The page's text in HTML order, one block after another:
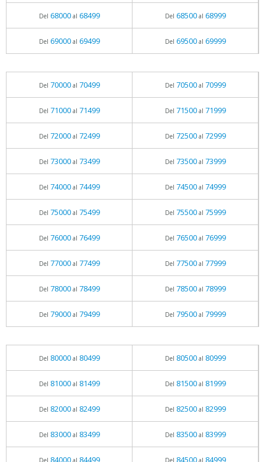
Del 68000al 68499 Del 68500al 68999
Del 69000al 69499 Del 69500al 69999
Del 70000al 70499 Del 70500al 70999
Del 71000al 71499 Del 71500al 71999
Del 72000al 72499 Del 72500al 72999
Del 73000al 73499 Del 73500al 73999
Del 74000al 74499 Del 74500al 74999
Del 75000al 75499 Del 75500al 75999
Del 76000al 76499 Del 76500al 76999
Del 77000al 77499 Del 77500al 77999
Del 78000al 78499 Del 78500al 78999
Del 79000al 79499 Del 79500al 79999
Del 80000al 80499 Del 80500al 80999
Del 81000al 81499 Del 81500al 81999
Del 82000al 82499 Del 82500al 82999
Del 83000al 83499 Del 83500al 83999
Del 84000al 84499 Del 84500al 84999